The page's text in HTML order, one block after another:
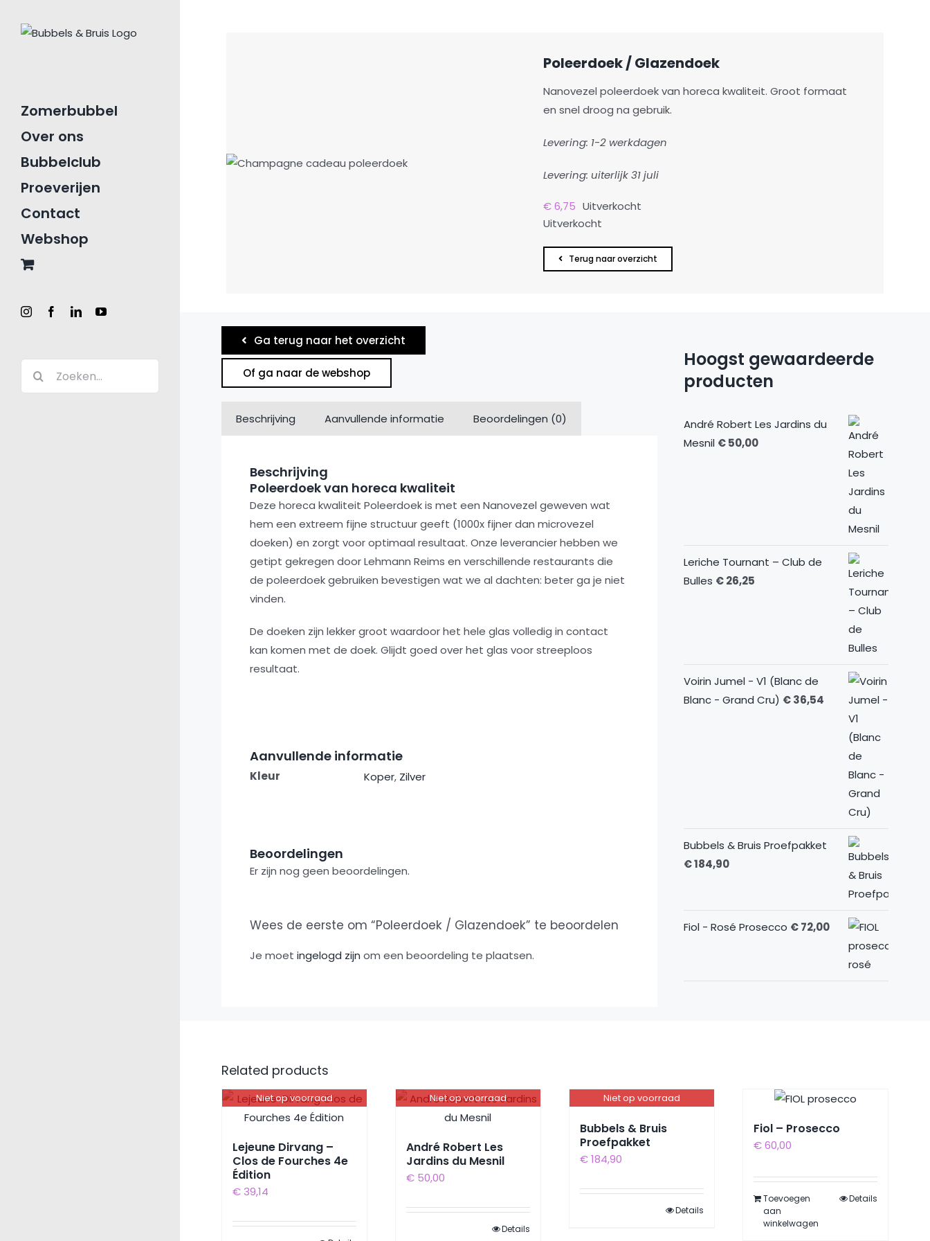
naar
Zomerbubbel
Over ons
Bubbelclub
Proeverijen
Contact
Webshop
InstagramFacebookLinkedInYouTube
naar:
Poleerdoek / Glazendoek
Nanovezel poleerdoek van horeca kwaliteit. Groot formaat
en snel droog na gebruik.
Levering: 1-2 werkdagen
Levering: uiterlijk 31 juli
€6,75 Uitverkocht
Uitverkocht
Terug naar overzicht
Ga terug naar het overzicht
Of ga naar de webshop
Beschrijving Aanvullende informatie Beoordelingen (0)
Beschrijving
Poleerdoek van horeca kwaliteit
Deze horeca kwaliteit Poleerdoek is met een Nanovezel geweven wat
hem een extreem fijne structuur geeft (1000x fijner dan microvezel
doeken) en zorgt voor optimaal resultaat. Onze leverancier hebben we
getipt gekregen door Lehmann Reims en verschillende restaurants die
de poleerdoek gebruiken bevestigen wat we al dachten: beter ga je niet
vinden.
De doeken zijn lekker groot waardoor het hele glas volledig in contact
kan komen met de doek. Glijdt goed over het glas voor streeploos
resultaat.
Aanvullende informatie
Kleur Koper, Zilver
Beoordelingen
Er zijn nog geen beoordelingen.
Wees de eerste om “Poleerdoek / Glazendoek” te beoordelen
Je moet ingelogd zijn om een beoordeling te plaatsen.
Hoogst gewaardeerde
producten
André Robert Les Jardins du
Mesnil €50,00
Leriche Tournant – Club de
Bulles €26,25
Voirin Jumel - V1 (Blanc de
Blanc - Grand Cru) €36,54
Bubbels & Bruis Proefpakket
€184,90
Fiol - Rosé Prosecco €72,00
Related products
Niet op voorraad
Lejeune Dirvang –
Clos de Fourches 4e
Édition
€39,14
Niet op voorraad
André Robert Les
Jardins du Mesnil
€50,00
Details
Niet op voorraad
Bubbels & Bruis
Proefpakket
€184,90
Details
Fiol – Prosecco
€60,00
Toevoegen
aan
winkelwagen
Details